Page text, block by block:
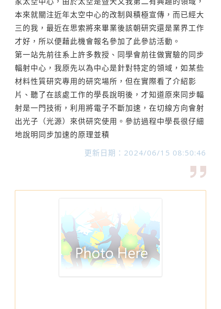
本來就關注近年太空中心的改制與積極宣傳，而已經大
三的我，最近在思索將來畢業後該朝研究還是業界工作
才好，所以便藉此機會報名參加了此參訪活動。
第一站先前往系上許多教授、同學會前往做實驗的同步
輻射中心，我原先以為中心是針對特定的領域，如某些
材料性質研究專用的研究場所，但在實際看了介紹影
片、聽了在該處工作的學長說明後，才知道原來同步輻
射是一門技術，利用將電子不斷加速，在切線方向會射
出光子（光源）來供研究使用。參訪過程中學長很仔細
地說明同步加速的原理並積
更新日期：2024/06/15 08:50:46